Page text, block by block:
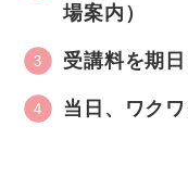
場案内）
受講料を期
当日、ワク